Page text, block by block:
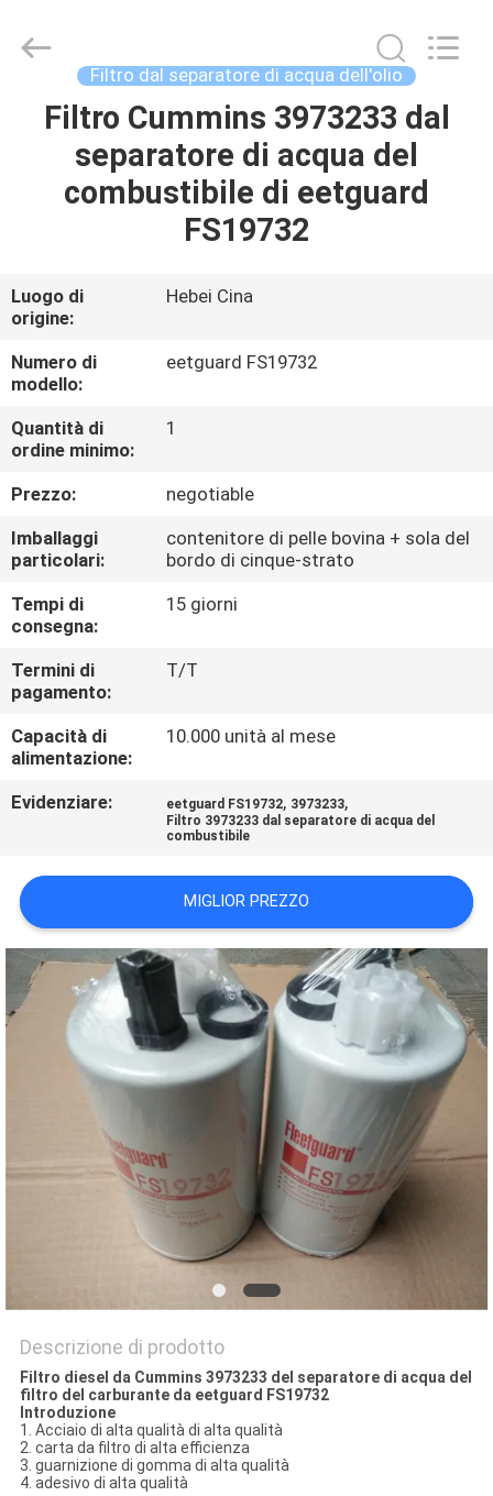
CASA
PRODOTTI
CIRCA
NOI
GIRO
FABBRICA
CONTROLLO
DI
QUALITÀ
CONTATTICI
NOTIZIE
CASI
MAPPA
DEL
SITO
PRIVACY
Developed
Filtro dal separatore di acqua dell'olio
Filtro Cummins 3973233 dal
separatore di acqua del
combustibile di eetguard
FS19732
Luogo di
origine:
Hebei Cina
Numero di
modello:
eetguard FS19732
Quantità di
ordine minimo:
1
Prezzo:
negotiable
Imballaggi
particolari:
contenitore di pelle bovina + sola del
bordo di cinque-strato
Tempi di
consegna:
15 giorni
Termini di
pagamento:
T/T
Capacità di
alimentazione:
10.000 unità al mese
Evidenziare: eetguard FS19732, 3973233,
Filtro 3973233 dal separatore di acqua del
combustibile
MIGLIOR PREZZO
Descrizione di prodotto
Filtro diesel da Cummins 3973233 del separatore di acqua del
filtro del carburante da eetguard FS19732
Introduzione
1. Acciaio di alta qualità di alta qualità
2. carta da filtro di alta efficienza
3. guarnizione di gomma di alta qualità
4. adesivo di alta qualità